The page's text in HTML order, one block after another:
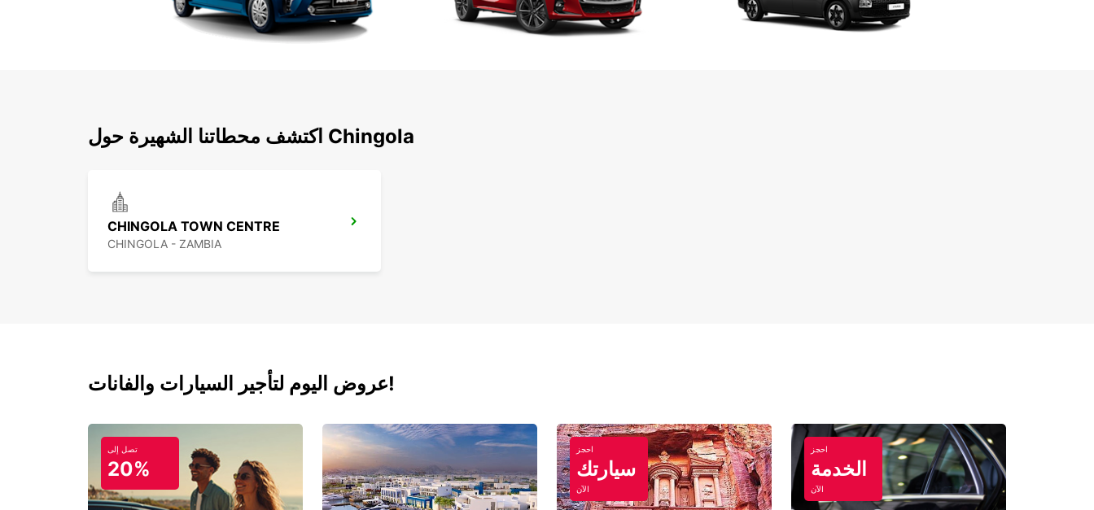
اكتشف محطاتنا الشهيرة حول Chingola
CHINGOLA TOWN CENTRE
CHINGOLA - ZAMBIA
عروض اليوم لتأجير السيارات والفانات!
تصل إلى
20%
احجز
سيارتك
الآن
احجز
الخدمة
الآن